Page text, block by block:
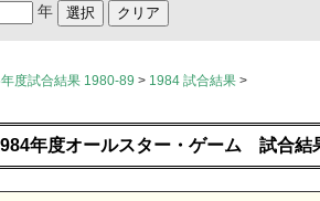
年
度試合結果 1980-89 > 1984 試合結果 >
年度オールスター・ゲーム 試合結